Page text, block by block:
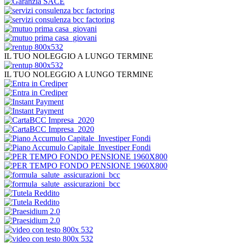
IL TUO NOLEGGIO A LUNGO TERMINE
IL TUO NOLEGGIO A LUNGO TERMINE